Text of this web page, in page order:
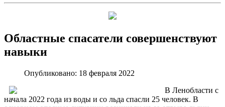
Областные спасатели совершенствуют
навыки
Опубликовано: 18 февраля 2022
В Ленобласти с
начала 2022 года из воды и со льда спасли 25 человек. В